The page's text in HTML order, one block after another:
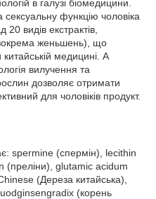
в галузі біомедицини.
функцію чоловіка
видів екстрактів,
женьшень), що
китайській медицині. А
вилучення та
дозволяє отримати
для чоловіків продукт.
spermine (спермін), lecithin
(преліни), glutamic acidum
(Дереза китайська),
(корень